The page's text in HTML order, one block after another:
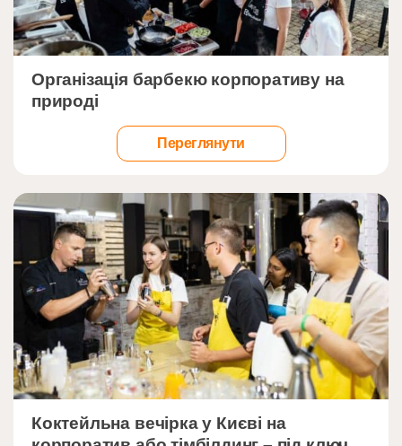
Організація барбекю корпоративу на
природі
Переглянути
Коктейльна вечірка у Києві на